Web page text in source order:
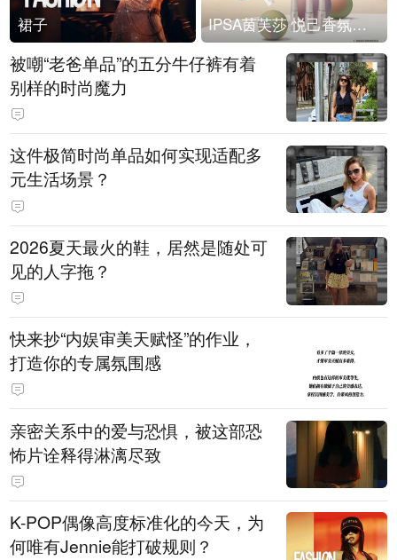
裙子 IPSA茵芙莎 悦己香氛凝露上市
被嘲“老爸单品”的五分牛仔裤有着
别样的时尚魔力
这件极简时尚单品如何实现适配多
元生活场景？
2026夏天最火的鞋，居然是随处可
见的人字拖？
快来抄“内娱审美天赋怪”的作业，
打造你的专属氛围感
亲密关系中的爱与恐惧，被这部恐
怖片诠释得淋漓尽致
K-POP偶像高度标准化的今天，为
何唯有Jennie能打破规则？